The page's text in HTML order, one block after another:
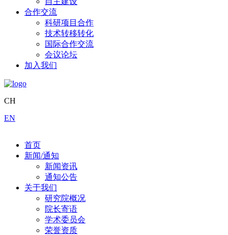
合作交流
科研项目合作
技术转移转化
国际合作交流
会议论坛
加入我们
CH
EN
首页
新闻/通知
新闻资讯
通知公告
关于我们
研究院概况
院长寄语
学术委员会
荣誉资质